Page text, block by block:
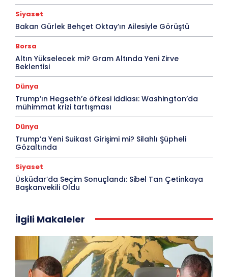
Siyaset
Bakan Gürlek Behçet Oktay’ın Ailesiyle Görüştü
Borsa
Altın Yükselecek mi? Gram Altında Yeni Zirve
Beklentisi
Dünya
Trump’ın Hegseth’e öfkesi iddiası: Washington’da
mühimmat krizi tartışması
Dünya
Trump’a Yeni Suikast Girişimi mi? Silahlı Şüpheli
Gözaltında
Siyaset
Üsküdar’da Seçim Sonuçlandı: Sibel Tan Çetinkaya
Başkanvekili Oldu
İlgili Makaleler